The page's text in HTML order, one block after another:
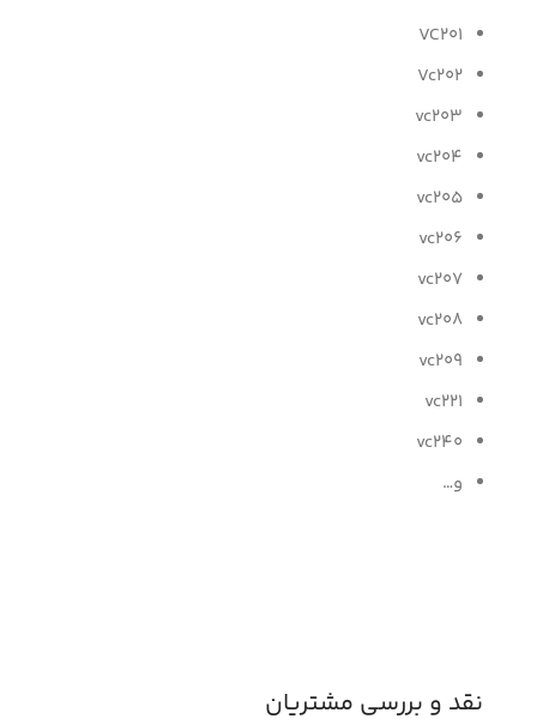
VC201
Vc202
vc203
vc204
vc205
vc206
vc207
vc208
vc209
vc221
vc240
و…
نقد و بررسی مشتریان